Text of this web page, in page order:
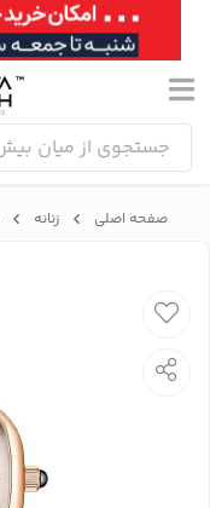
صفحه اصلی زنانه